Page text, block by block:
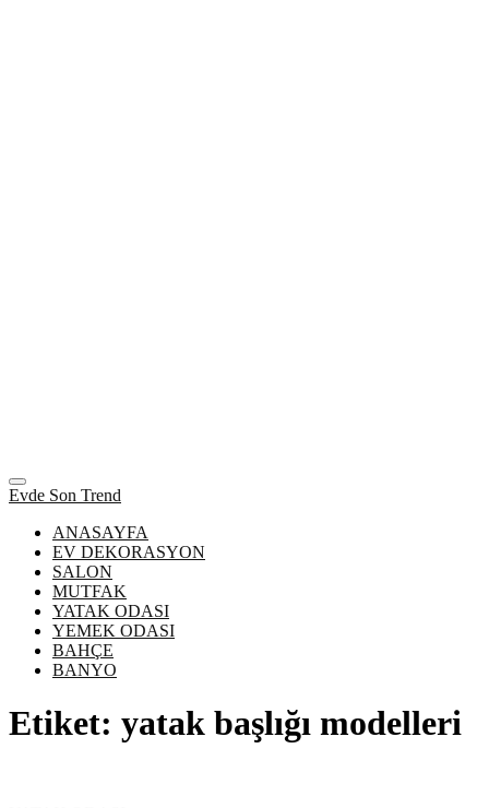
Evde Son Trend
ANASAYFA
EV DEKORASYON
SALON
MUTFAK
YATAK ODASI
YEMEK ODASI
BAHÇE
BANYO
Etiket: yatak başlığı modelleri